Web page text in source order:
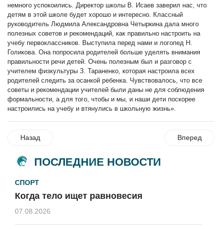
немного успокоились. Директор школы В. Исаев заверил нас, что
детям в этой школе будет хорошо и интересно. Классный
руководитель Людмила Александровна Четыркина дала много
полезных советов и рекомендаций, как правильно настроить на
учебу первоклассников. Выступила перед нами и логопед Н.
Голикова. Она попросила родителей больше уделять внимания
правильности речи детей. Очень полезным был и разговор с
учителем физкультуры З. Тараненко, которая настроила всех
родителей следить за осанкой ребенка. Чувствовалось, что все
советы и рекомендации учителей были даны не для соблюдения
формальности, а для того, чтобы и мы, и наши дети поскорее
настроились на учебу и втянулись в школьную жизнь».
Назад Вперед
ПОСЛЕДНИЕ НОВОСТИ
СПОРТ
Когда тело ищет равновесия
07.08.2026